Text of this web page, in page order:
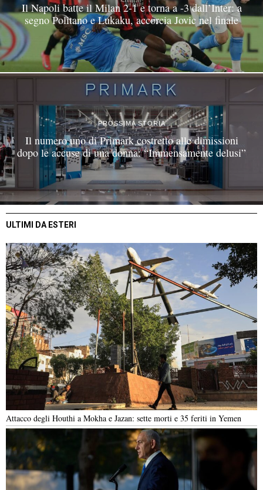
Il Napoli batte il Milan 2-1 e torna a -3 dall’Inter: a
segno Politano e Lukaku, accorcia Jovic nel finale
PROSSIMA STORIA
Il numero uno di Primark costretto alle dimissioni
dopo le accuse di una donna: “Immensamente delusi”
ULTIMI DA ESTERI
Attacco degli Houthi a Mokha e Jazan: sette morti e 35 feriti in Yemen